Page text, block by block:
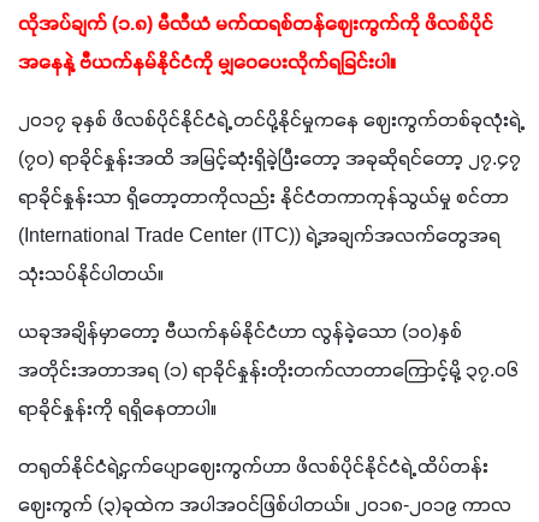
လိုအပ်ချက် (၁.၈) မီလီယံ မက်ထရစ်တန်ဈေးကွက်ကို ဖိလစ်ပိုင်
အနေနဲ့ ဗီယက်နမ်နိုင်ငံကို မျှဝေပေးလိုက်ရခြင်းပါ။
၂၀၁၇ ခုနှစ် ဖိလစ်ပိုင်နိုင်ငံရဲ့ တင်ပို့နိုင်မှုကနေ ဈေးကွက်တစ်ခုလုံးရဲ့
(၇၀) ရာခိုင်နှုန်းအထိ အမြင့်ဆုံးရှိခဲ့ပြီးတော့ အခုဆိုရင်တော့ ၂၇.၄၇
ရာခိုင်နှုန်းသာ ရှိတော့တာကိုလည်း နိုင်ငံတကာကုန်သွယ်မှု စင်တာ
(International Trade Center (ITC)) ရဲ့အချက်အလက်တွေအရ
သုံးသပ်နိုင်ပါတယ်။
ယခုအချိန်မှာတော့ ဗီယက်နမ်နိုင်ငံဟာ လွန်ခဲ့သော (၁၀)နှစ်
အတိုင်းအတာအရ (၁) ရာခိုင်နှုန်းတိုးတက်လာတာကြောင့်မို့ ၃၇.၀၆
ရာခိုင်နှုန်းကို ရရှိနေတာပါ။
တရုတ်နိုင်ငံရဲ့ငှက်ပျောဈေးကွက်ဟာ ဖိလစ်ပိုင်နိုင်ငံရဲ့ ထိပ်တန်း
ဈေးကွက် (၃)ခုထဲက အပါအဝင်ဖြစ်ပါတယ်။ ၂၀၁၈-၂၀၁၉ ကာလ